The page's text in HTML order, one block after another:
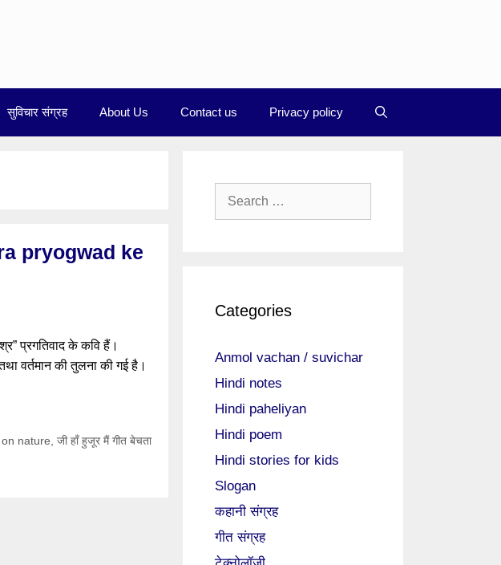
सुविचार संग्रह About Us Contact us Privacy policy
pryogwad ke
प्रगतिवाद के कवि हैं।
वर्तमान की तुलना की गई है।
nature जी हाँ हुजूर मैं गीत बेचता
Search
Categories
Anmol vachan / suvichar
Hindi notes
Hindi paheliyan
Hindi poem
Hindi stories for kids
Slogan
कहानी संग्रह
गीत संग्रह